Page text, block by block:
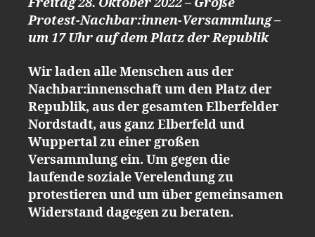
Freitag 28. Oktober 2022 – Große
Protest-Nachbar:innen-Versammlung –
um 17 Uhr auf dem Platz der Republik
Wir laden alle Menschen aus der
Nachbar:innenschaft um den Platz der
Republik, aus der gesamten Elberfelder
Nordstadt, aus ganz Elberfeld und
Wuppertal zu einer großen
Versammlung ein. Um gegen die
laufende soziale Verelendung zu
protestieren und um über gemeinsamen
Widerstand dagegen zu beraten.